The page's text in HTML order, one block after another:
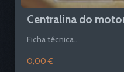
Centralina do
Ficha técnica..
0,00 €